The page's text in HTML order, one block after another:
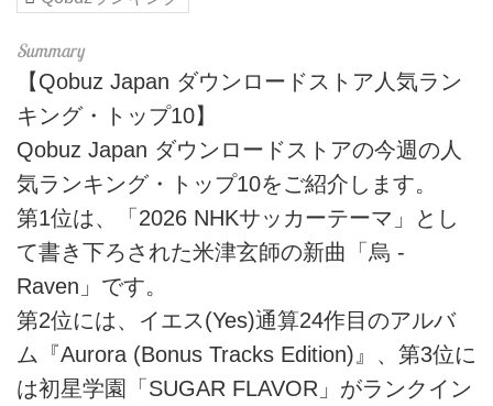
【Qobuz Japan ダウンロードストア人気ラン
キング・トップ10】
Qobuz Japan ダウンロードストアの今週の人
気ランキング・トップ10をご紹介します。
第1位は、「2026 NHKサッカーテーマ」とし
て書き下ろされた米津玄師の新曲「烏 -
Raven」です。
第2位には、イエス(Yes)通算24作目のアルバ
ム『Aurora (Bonus Tracks Edition)』、第3位に
は初星学園「SUGAR FLAVOR」がランクイン